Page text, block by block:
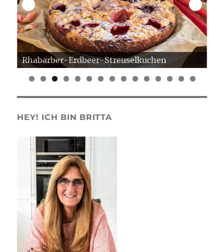
Rhabarber-Erdbeer-Streuselkuchen
0 1 2 3 4 5
HEY! ICH BIN BRITTA